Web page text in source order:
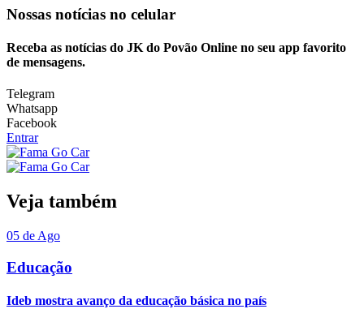
Nossas notícias no celular
Receba as notícias do JK do Povão Online no seu app favorito
de mensagens.
Telegram
Whatsapp
Facebook
Entrar
Veja também
05 de Ago
Educação
Ideb mostra avanço da educação básica no país